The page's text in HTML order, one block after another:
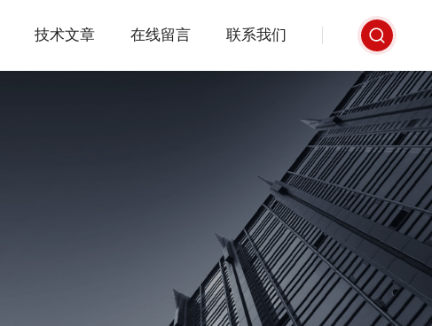
技术文章 在线留言 联系我们